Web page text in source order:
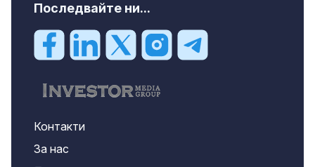
Последвайте ни...
Контакти
За нас